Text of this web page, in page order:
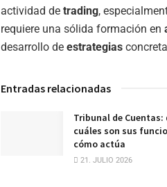
actividad de trading,
requiere una sólida formación en
desarrollo de estrategias
Entradas relacionadas
Tribunal de Cuentas:
cuáles son sus
cómo actúa
21. JULIO 2026